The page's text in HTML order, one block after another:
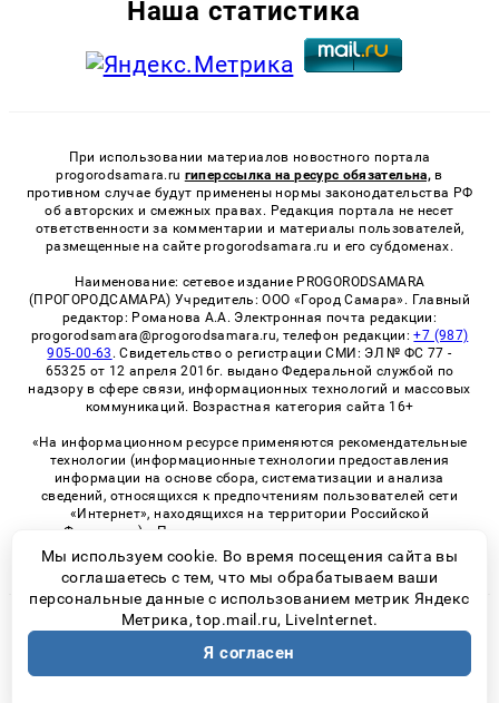
Наша статистика
При использовании материалов новостного портала
progorodsamara.ru гиперссылка на ресурс обязательна, в
противном случае будут применены нормы законодательства РФ
об авторских и смежных правах. Редакция портала не несет
ответственности за комментарии и материалы пользователей,
размещенные на сайте progorodsamara.ru и его субдоменах.
Наименование: сетевое издание PROGORODSAMARA
(ПРОГОРОДСАМАРА) Учредитель: ООО «Город Самара». Главный
редактор: Романова А.А. Электронная почта редакции:
progorodsamara@progorodsamara.ru, телефон редакции:+7 (987)
905-00-63 . Свидетельство о регистрации СМИ: ЭЛ № ФС 77 -
65325 от 12 апреля 2016г. выдано Федеральной службой по
надзору в сфере связи, информационных технологий и массовых
коммуникаций. Возрастная категория сайта 16+
«На информационном ресурсе применяются рекомендательные
технологии (информационные технологии предоставления
информации на основе сбора, систематизации и анализа
сведений, относящихся к предпочтениям пользователей сети
«Интернет», находящихся на территории Российской
Федерации)». Правила применения рекомендательных
технологий в виджетах рекламно-обменной сети
«СМИ2» (PDF)
© 2026 «ProGorodSamara» | Все права защищены
Возрастная категория сайта 16+
Политика конфиденциальности
Мы используем cookie. Во время посещения сайта вы
соглашаетесь с тем, что мы обрабатываем ваши
персональные данные с использованием метрик Яндекс
Метрика, top.mail.ru, LiveInternet.
Я согласен